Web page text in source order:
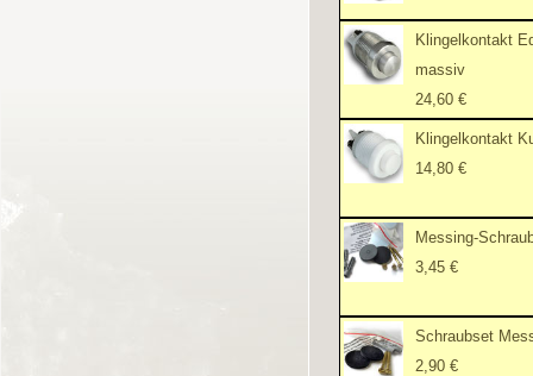
Klingelkontakt
massiv
24,60 €
Klingelkontakt
14,80 €
Messing-
3,45 €
Schraubset
2,90 €